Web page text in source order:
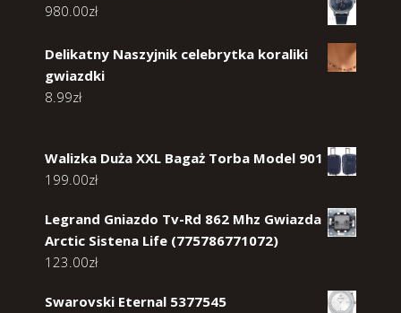
980.00zł
Delikatny Naszyjnik celebrytka koraliki
gwiazdki
8.99zł
Walizka Duża XXL Bagaż Torba Model 901
199.00zł
Legrand Gniazdo Tv-Rd 862 Mhz Gwiazda
Arctic Sistena Life (775786771072)
123.00zł
Swarovski Eternal 5377545